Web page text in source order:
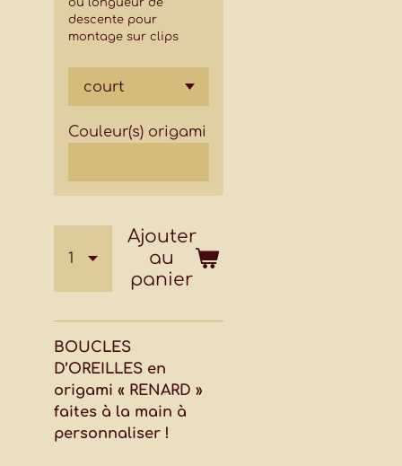
ou longueur de
descente pour
montage sur clips
Couleur(s) origami
Ajouter
au
panier
BOUCLES
D’OREILLES en
origami « RENARD »
faites à la main à
personnaliser !